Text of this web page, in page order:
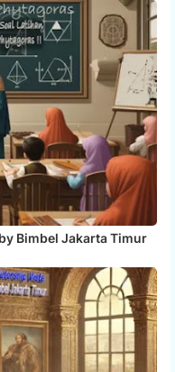
Bimbel Jakarta Timur